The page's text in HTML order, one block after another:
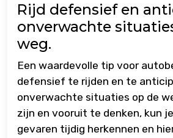
Rijd defensief en
onverwachte
weg.
Een waardevolle tip voor
defensief te rijden en te
onverwachte situaties op de
zijn en vooruit te denken, kun
gevaren tijdig herkennen en